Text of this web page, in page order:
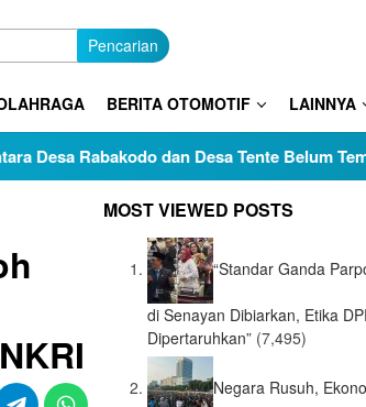
Pencarian
BERITA OTOMOTIF LAINNYA
dan Desa Tente Belum Temui Titik
MOST VIEWED POSTS
“Standar Ganda
di Senayan Dibiarkan, Etika
Dipertaruhkan” (7,495)
Negara Rusuh,